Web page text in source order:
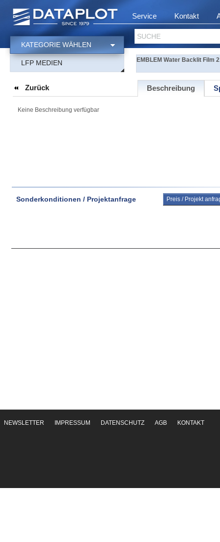
Service Kontakt
SUCHE
KATEGORIE WÄHLEN
LFP MEDIEN EMBLEM Water Backlit Film
Zurück Beschreibung
Keine Beschreibung verfügbar
Sonderkonditionen / Projektanfrage Preis / Projekt
NEWSLETTER IMPRESSUM DATENSCHUTZ AGB KONTAKT